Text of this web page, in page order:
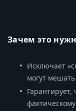
Зачем это
Исключает
могут
Гарантирует,